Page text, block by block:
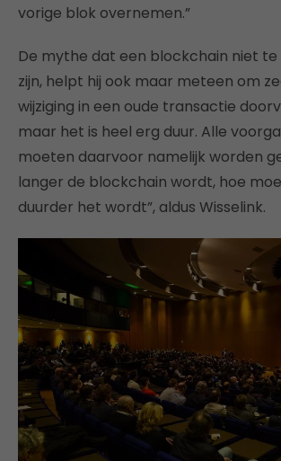
vorige blok overnemen.”
De mythe dat een blockchain niet te
zijn, helpt hij ook maar meteen om
wijziging in een oude transactie
maar het is heel erg duur. Alle
moeten daarvoor namelijk worden
langer de blockchain wordt, hoe
duurder het wordt”, aldus Wisselink.